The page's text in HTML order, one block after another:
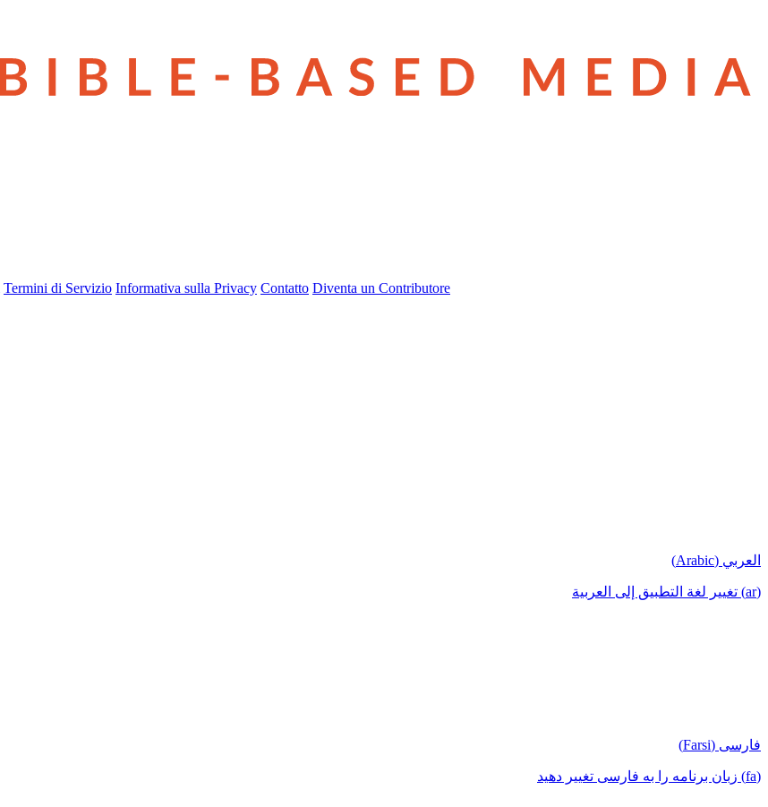
Termini di Servizio Informativa sulla Privacy Contatto Diventa un Contributore
العربي (Arabic)
(ar) تغيير لغة التطبيق إلى العربية
فارسی (Farsi)
(fa) زبان برنامه را به فارسی تغییر دهید